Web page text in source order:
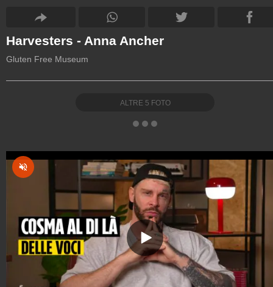
Harvesters - Anna Ancher
Gluten Free Museum
ALTRE 5 FOTO